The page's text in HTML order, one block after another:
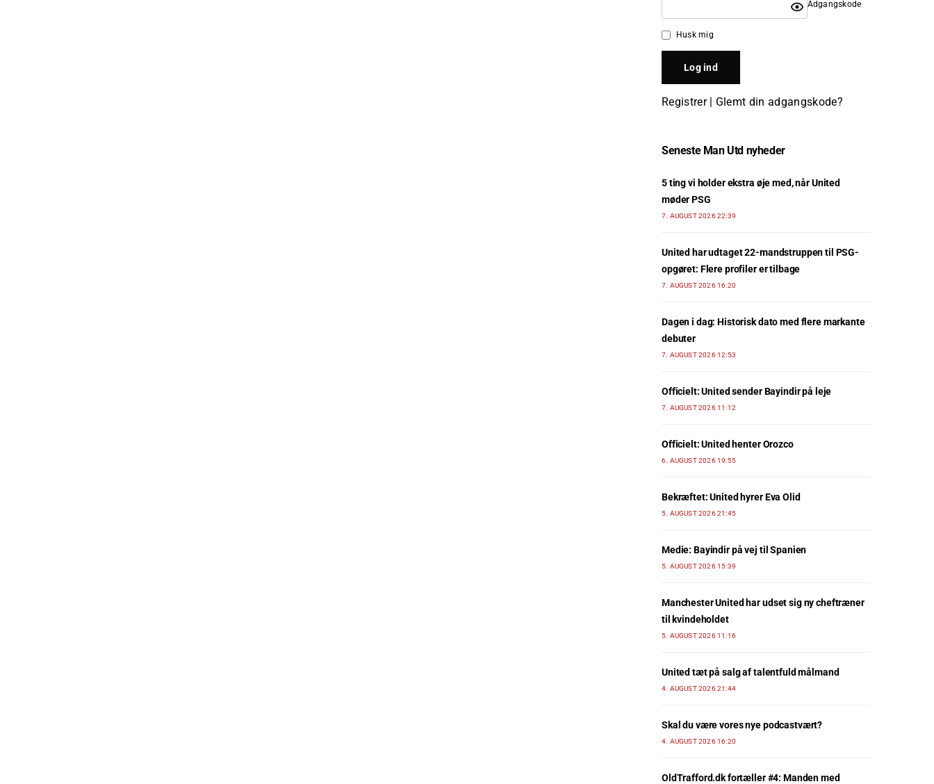
Adgangskode
Husk mig
Registrer| Glemt din adgangskode?
Seneste Man Utd nyheder
5 ting vi holder ekstra øje med, når United
møder PSG
7. AUGUST 2026 22:39
United har udtaget 22-mandstruppen til PSG-
opgøret: Flere profiler er tilbage
7. AUGUST 2026 16:20
Dagen i dag: Historisk dato med flere markante
debuter
7. AUGUST 2026 12:53
Officielt: United sender Bayindir på leje
7. AUGUST 2026 11:12
Officielt: United henter Orozco
6. AUGUST 2026 19:55
Bekræftet: United hyrer Eva Olid
5. AUGUST 2026 21:45
Medie: Bayindir på vej til Spanien
5. AUGUST 2026 15:39
Manchester United har udset sig ny cheftræner
til kvindeholdet
5. AUGUST 2026 11:16
United tæt på salg af talentfuld målmand
4. AUGUST 2026 21:44
Skal du være vores nye podcastvært?
4. AUGUST 2026 16:20
OldTrafford.dk fortæller #4: Manden med